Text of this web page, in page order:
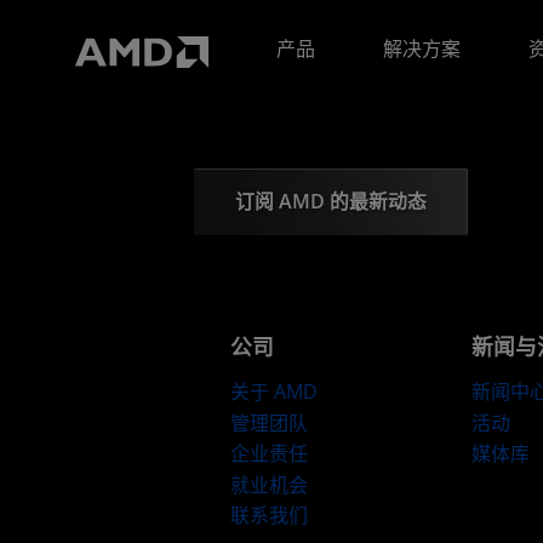
产品
解决方案
订阅 AMD 的最新动态
公司
关于 AMD
管理团队
企业责任
就业机会
联系我们
新闻
新闻中
活动
媒体库